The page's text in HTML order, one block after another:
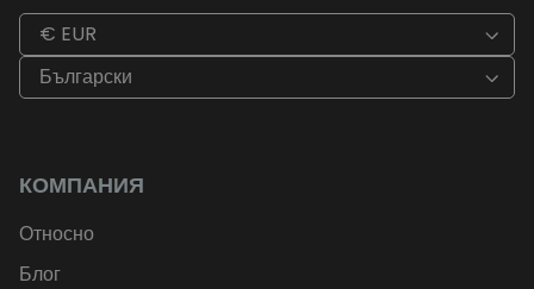
€ EUR
Български
КОМПАНИЯ
Относно
Блог